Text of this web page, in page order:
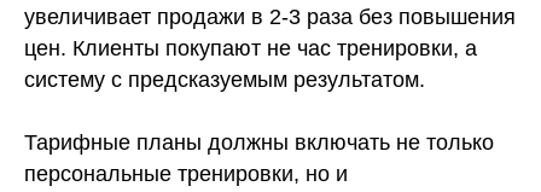
увеличивает продажи в 2-3 раза без повышения
цен. Клиенты покупают не час тренировки, а
систему с предсказуемым результатом.
Тарифные планы должны включать не только
персональные тренировки, но и